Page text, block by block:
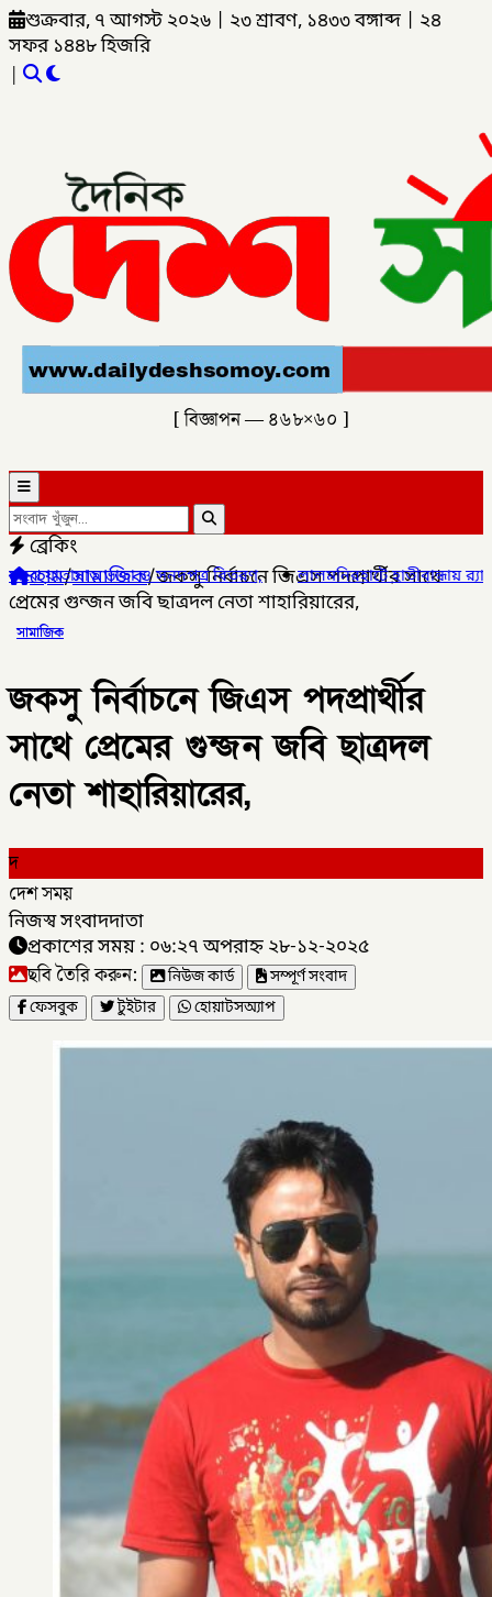
শুক্রবার, ৭ আগস্ট ২০২৬ ২৩ শ্রাবণ, ১৪৩৩ বঙ্গাব্দ
২৪
সফর ১৪৪৮ হিজরি
|
[ বিজ্ঞাপন — ৪৬৮×৬০ ]
ব্রেকিং
ও সনদপত্র বিতরণ,✦লালমনিরহাটে হাতীবান্ধায় র‌্যাব-১৩ অভিযানে
হোম/সামাজিক/জকসু নির্বাচনে জিএস পদপ্রার্থীর সাথে
প্রেমের গুন্জন জবি ছাত্রদল নেতা শাহারিয়ারের,
সামাজিক
জকসু নির্বাচনে জিএস পদপ্রার্থীর
সাথে প্রেমের গুন্জন জবি ছাত্রদল
নেতা শাহারিয়ারের,
দ
দেশ সময়
নিজস্ব সংবাদদাতা
প্রকাশের সময় : ০৬:২৭ অপরাহ্ন ২৮-১২-২০২৫
ছবি তৈরি করুন: নিউজ কার্ড
সম্পূর্ণ সংবাদ
ফেসবুক
টুইটার হোয়াটসঅ্যাপ